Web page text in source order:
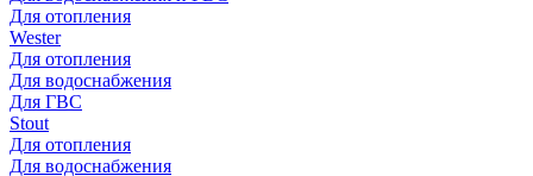
Для отопления
Wester
Для отопления
Для водоснабжения
Для ГВС
Stout
Для отопления
Для водоснабжения